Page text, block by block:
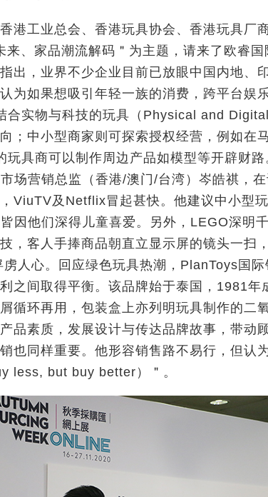
港工业总会、香港玩具协会、香港玩具厂
来、家品潮流解码＂为主题，请来了欧睿
出，业界不少企业目前已放眼中国内地、
为如果想吸引年轻一族的消费，跨平台娱
合实物与科技的玩具（Physical and
；中小型商家则可探索授权经营，例如在
玩具商可以制作周边产品如模型等开辟财
场营销总监（香港/澳门/台湾）岑皓祺，
ViuTV及Netflix冒起甚快。他建议中小型
因他们深得儿童喜爱。另外，LEGO深明
，客人手捧商品朝直立显示屏的镜头一扫
虏人心。回应绿色玩具热潮，PlanToys国
之间取得平衡。该品牌始于泰国，1981年
循环再用，包装盒上亦列明玩具制作的二
品素质，发展设计与传达品牌故事，带动
也同样重要。他形容销售路不易行，但认
less, but buy better）＂。